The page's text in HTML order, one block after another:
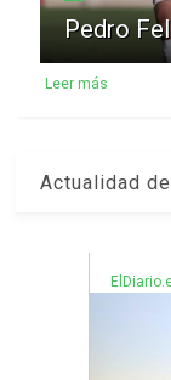
Pedro
Leer más
Actualidad